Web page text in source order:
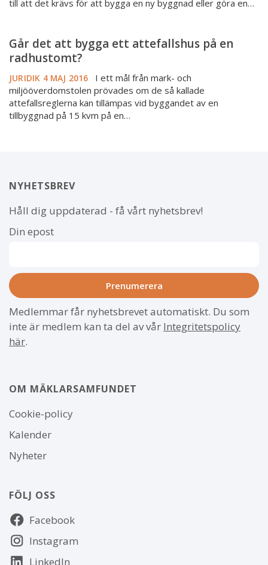
till att det krävs för att bygga en ny byggnad eller göra en…
det
att
bygga
ett
attefallshus
Går det att bygga ett attefallshus på en
radhustomt?
JURIDIK 4 MAJ 2016
I ett mål från mark- och
miljööverdomstolen prövades om de så kallade
attefallsreglerna kan tillämpas vid byggandet av en
tillbyggnad på 15 kvm på en…
NYHETSBREV
Håll dig uppdaterad - få vårt nyhetsbrev!
Din epost
Medlemmar får nyhetsbrevet automatiskt. Du som
inte är medlem kan ta del av vår Integritetspolicy
här.
OM MÄKLARSAMFUNDET
Om
webbplatsen
Cookie-policy
Kalender
Nyheter
FÖLJ OSS
Följ
oss Facebook
Instagram
LinkedIn